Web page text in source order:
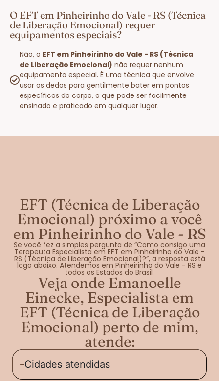
O EFT em Pinheirinho do Vale - RS (Técnica
de Liberação Emocional) requer
equipamentos especiais?
Não, o EFT em Pinheirinho do Vale - RS (Técnica
de Liberação Emocional) não requer nenhum
equipamento especial. É uma técnica que envolve
usar os dedos para gentilmente bater em pontos
específicos do corpo, o que pode ser facilmente
ensinado e praticado em qualquer lugar.
EFT (Técnica de Liberação
Emocional) próximo a você
em Pinheirinho do Vale - RS
Se você fez a simples pergunta de “Como consigo uma
Terapeuta Especialista em EFT em Pinheirinho do Vale -
RS (Técnica de Liberação Emocional)?”, a resposta está
logo abaixo. Atendemos em Pinheirinho do Vale - RS e
todos os Estados do Brasil.
Veja onde Emanoelle
Einecke, Especialista em
EFT (Técnica de Liberação
Emocional) perto de mim,
atende:
Cidades atendidas